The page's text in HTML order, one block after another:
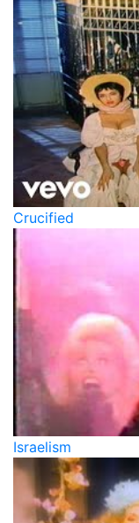
Crucified
Israelism